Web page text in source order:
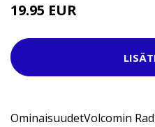
19.95 EUR
OminaisuudetVolcomin